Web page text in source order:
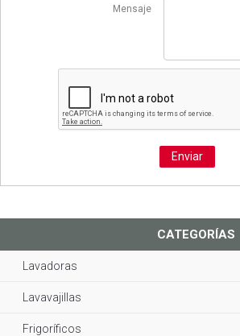
Mensaje
CATEGORÍAS
Lavadoras
Lavavajillas
Frigoríficos